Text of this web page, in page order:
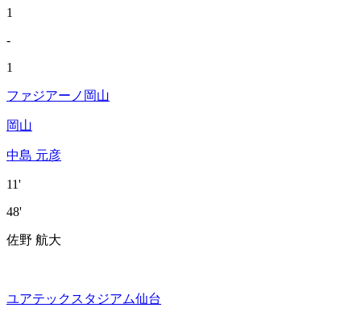
1
-
1
ファジアーノ岡山
岡山
中島 元彦
11'
48'
佐野 航大
ユアテックスタジアム仙台